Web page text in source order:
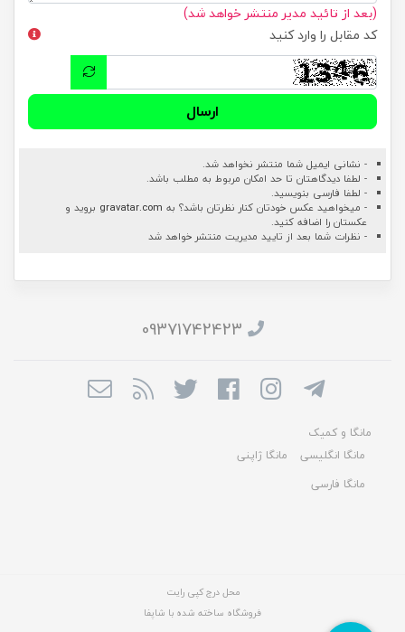
(بعد از تائید مدیر منتشر خواهد شد)
کد مقابل را وارد کنید
ارسال
- نشانی ایمیل شما منتشر نخواهد شد.
- لطفا دیدگاهتان تا حد امکان مربوط به مطلب باشد.
- لطفا فارسی بنویسید.
- میخواهید عکس خودتان کنار نظرتان باشد؟ به gravatar.com بروید و
عکستان را اضافه کنید.
- نظرات شما بعد از تایید مدیریت منتشر خواهد شد
09371742423
مانگا و کمیک
مانگا انگلیسی
مانگا ژاپنی
مانگا فارسی
محل درج کپی رایت
فروشگاه ساخته شده با شاپفا